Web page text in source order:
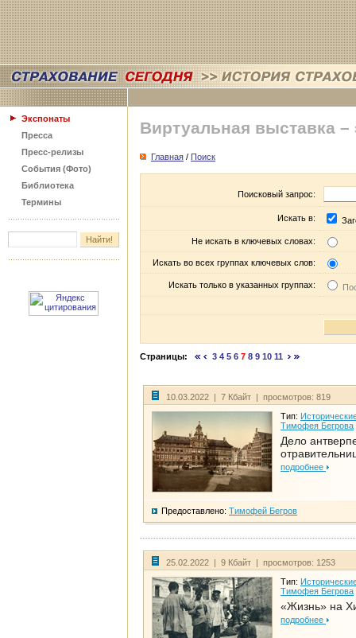
Экспонаты
Пресса
Пресс-релизы
События (Фото)
Библиотека
Термины
Виртуальная выставка –
Главная / Поиск
Поисковый запрос:
Искать в:
Не искать в ключевых словах:
Искать во всех группах ключевых слов:
Искать только в указанных группах:
Страницы: 3 4 5 6 7 8 9 10 11
10.03.2022 | 7 Кбайт | просмотров: 819
Тип:
Тимофея Бегрова
Дело
подробнее
Предоставлено: Тимофей Бегров
25.02.2022 | 9 Кбайт | просмотров: 1253
Тип:
Тимофея Бегрова
«Жизнь» на
подробнее